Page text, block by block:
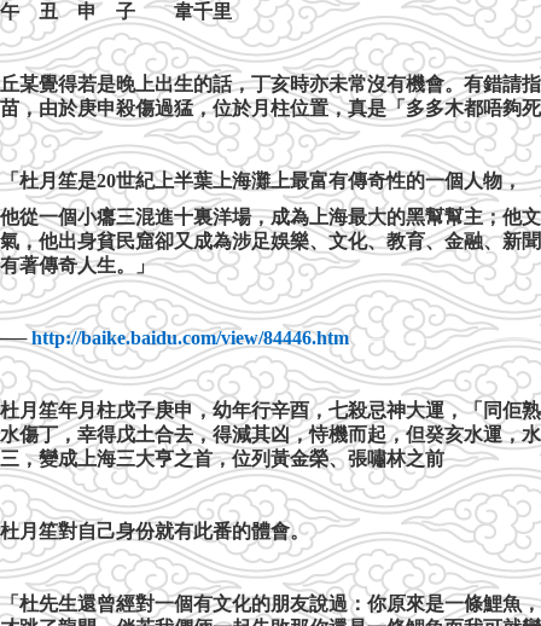
午 丑 申 子 韋千里
丘某覺得若是晚上出生的話，丁亥時亦未常沒有機會。有錯請
苗，由於庚申殺傷過猛，位於月柱位置，真是「多多木都唔夠
「杜月笙是20世紀上半葉上海灘上最富有傳奇性的一個人物，
他從一個小癟三混進十裏洋場，成為上海最大的黑幫幫主；他
氣，他出身貧民窟卻又成為涉足娛樂、文化、教育、金融、新
有著傳奇人生。」
──http://baike.baidu.com/view/84446.htm
杜月笙年月柱戊子庚申，幼年行辛酉，七殺忌神大運，「同佢
水傷丁，幸得戊土合去，得減其凶，恃機而起，但癸亥水運，
三，變成上海三大亨之首，位列黃金榮、張嘯林之前
杜月笙對自己身份就有此番的體會。
「杜先生還曾經對一個有文化的朋友說過：你原來是一條鯉魚